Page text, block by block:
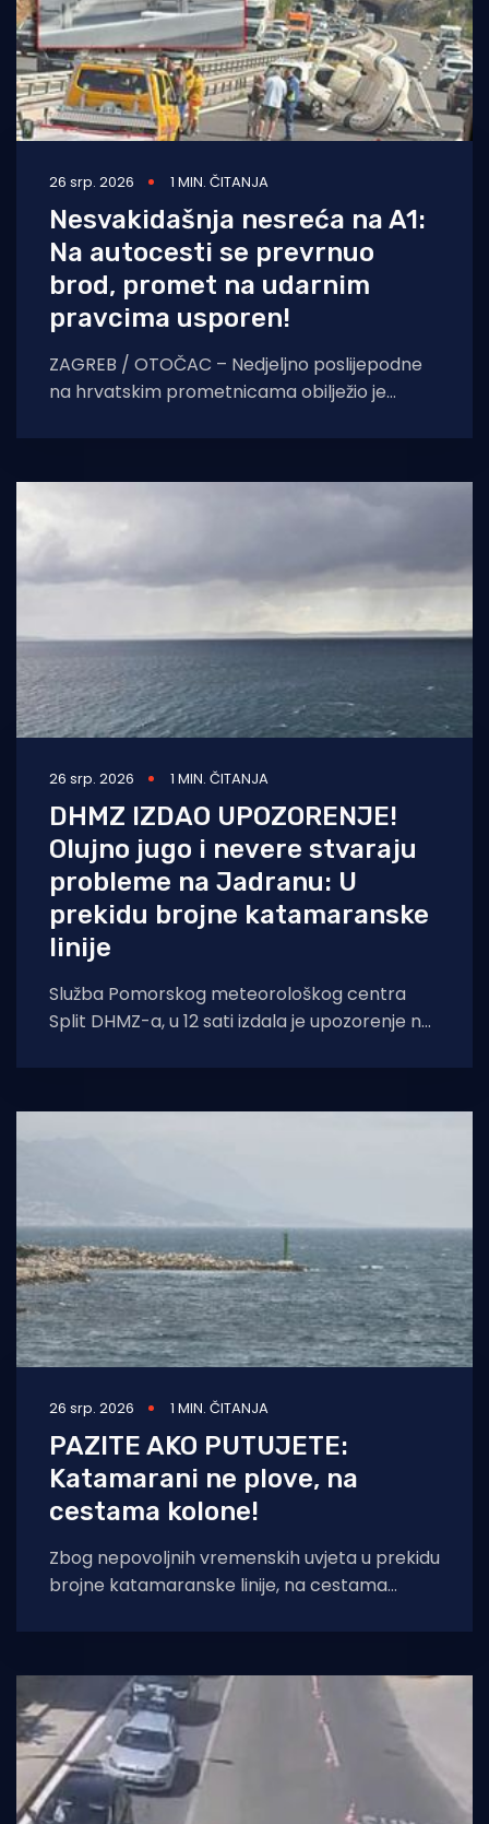
26 srp. 2026 1 MIN. ČITANJA
Nesvakidašnja nesreća na A1:
Na autocesti se prevrnuo
brod, promet na udarnim
pravcima usporen!
ZAGREB / OTOČAC – Nedjeljno poslijepodne
na hrvatskim prometnicama obilježio je
autocesti A1, na dionici iz pravca
26 srp. 2026 1 MIN. ČITANJA
DHMZ IZDAO UPOZORENJE!
Olujno jugo i nevere stvaraju
probleme na Jadranu: U
prekidu brojne katamaranske
linije
Služba Pomorskog meteorološkog centra
Split DHMZ-a, u 12 sati izdala je upozorenje na
vjetra
26 srp. 2026 1 MIN. ČITANJA
PAZITE AKO PUTUJETE:
Katamarani ne plove, na
cestama kolone!
Zbog nepovoljnih vremenskih uvjeta u prekidu
brojne katamaranske linije, na cestama
najnovijem izvješću Hrvatskog autokluba